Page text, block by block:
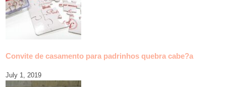
Convite de casamento para padrinhos quebra cabe?a
July 1, 2019